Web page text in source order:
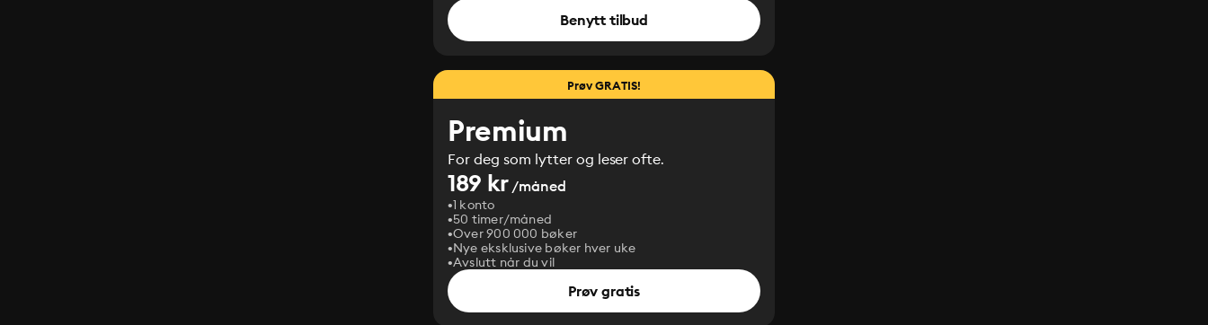
Benytt tilbud
Prøv GRATIS!
Premium
For deg som lytter og leser ofte.
189 kr/måned
1 konto
50 timer/måned
Over 900 000 bøker
Nye eksklusive bøker hver uke
Avslutt når du vil
Prøv gratis